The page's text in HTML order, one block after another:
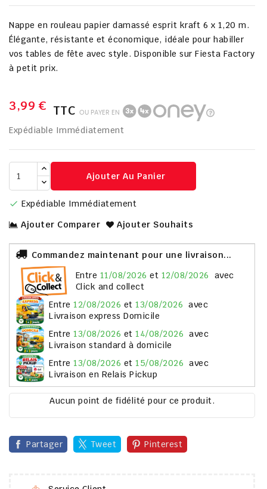
Nappe en rouleau papier damassé esprit kraft 6 x 1,20 m.
Élégante, résistante et économique, idéale pour habiller
vos tables de fête avec style. Disponible sur Fiesta Factory
à petit prix.
3,99 € TTC OU PAYER EN
Expédiable Immédiatement
Ajouter Au Panier
 Expédiable Immédiatement
Ajouter Comparer
Ajouter Souhaits
Commandez maintenant pour une livraison...
entre 11/08/2026 et 12/08/2026
avec
Click and collect
entre 12/08/2026 et 13/08/2026 avec
Livraison express Domicile
entre 13/08/2026 et 14/08/2026 avec
Livraison standard à domicile
entre 13/08/2026 et 15/08/2026 avec
Livraison en Relais Pickup
Aucun point de fidélité pour ce produit.
Partager Tweet Pinterest